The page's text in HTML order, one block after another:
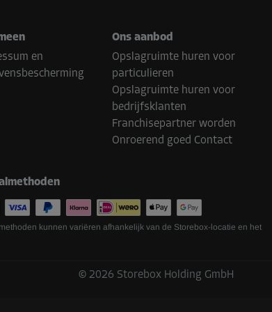
-10%
35,00 EUR/maand
31,49 EUR/maand
-10%
35,00 EUR/maand
en
Ons aanbod
Opslagruimte huren voor
particulieren
Opslagruimte huren voor
bedrijfsklanten
Franchisepartner worden
Onroerend goed Contact
kunnen variëren afhankelijk van de Storebox-locatie en het
© 2026 Storebox Holding GmbH